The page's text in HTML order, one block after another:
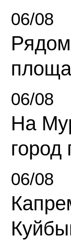
06/08
06/08
На
город
06/08